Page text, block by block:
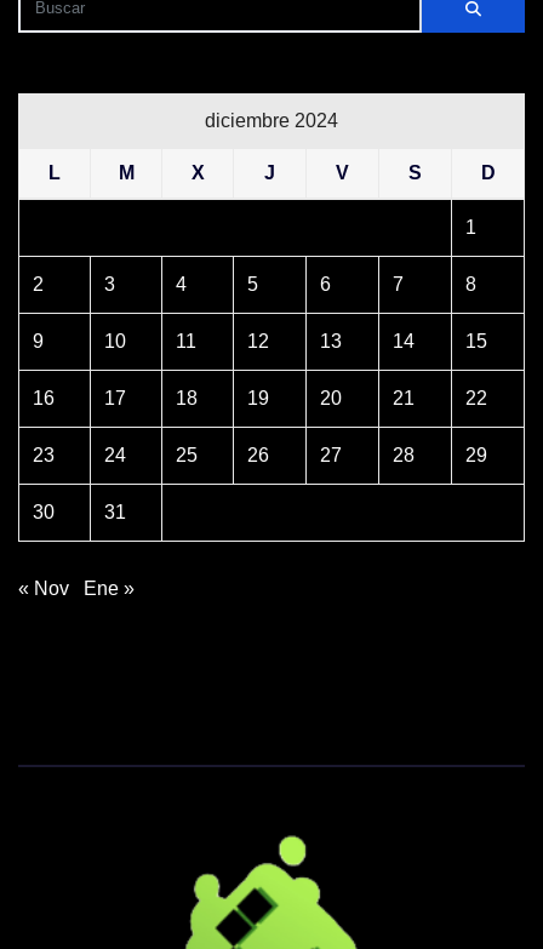
diciembre 2024
L M X J V S D
1
2 3 4 5 6 7 8
9 10 11 12 13 14 15
16 17 18 19 20 21 22
23 24 25 26 27 28 29
30 31
« Nov Ene »